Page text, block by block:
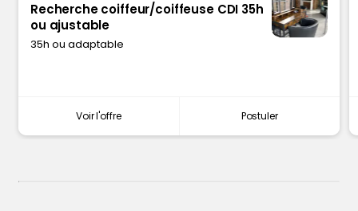
Recherche coiffeur/coiffeuse CDI 35h
ou ajustable
35h ou adaptable
Voir l'offre Postuler